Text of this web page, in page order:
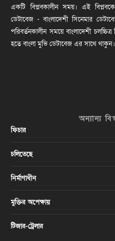
একটি বিপ্লবকালীন সময়। এই
ডেটাবেজ - বাংলাদেশী সিনেমার
পরিবর্তনকালীন সময়ে বাংলাদেশী
হতে বাংলা মুভি ডেটাবেজ এর সাথে
অন্যান্য
ফিচার
চলিতেছে
নির্মাণাধীন
মুক্তির অপেক্ষায়
টিজার-ট্রেলার